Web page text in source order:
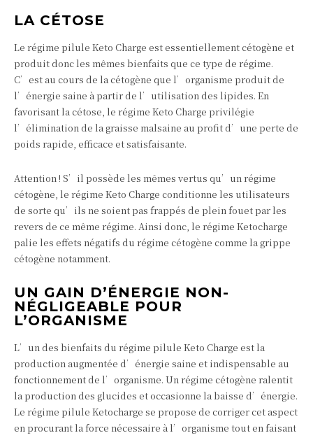
LA CÉTOSE
Le régime pilule Keto Charge est essentiellement cétogène et
produit donc les mêmes bienfaits que ce type de régime.
C’est au cours de la cétogène que l’organisme produit de
l’énergie saine à partir de l’utilisation des lipides. En
favorisant la cétose, le régime Keto Charge privilégie
l’élimination de la graisse malsaine au profit d’une perte de
poids rapide, efficace et satisfaisante.
Attention ! S’il possède les mêmes vertus qu’un régime
cétogène, le régime Keto Charge conditionne les utilisateurs
de sorte qu’ils ne soient pas frappés de plein fouet par les
revers de ce même régime. Ainsi donc, le régime Ketocharge
palie les effets négatifs du régime cétogène comme la grippe
cétogène notamment.
UN GAIN D’ÉNERGIE NON-
NÉGLIGEABLE POUR
L’ORGANISME
L’un des bienfaits du régime pilule Keto Charge est la
production augmentée d’énergie saine et indispensable au
fonctionnement de l’organisme. Un régime cétogène ralentit
la production des glucides et occasionne la baisse d’énergie.
Le régime pilule Ketocharge se propose de corriger cet aspect
en procurant la force nécessaire à l’organisme tout en faisant